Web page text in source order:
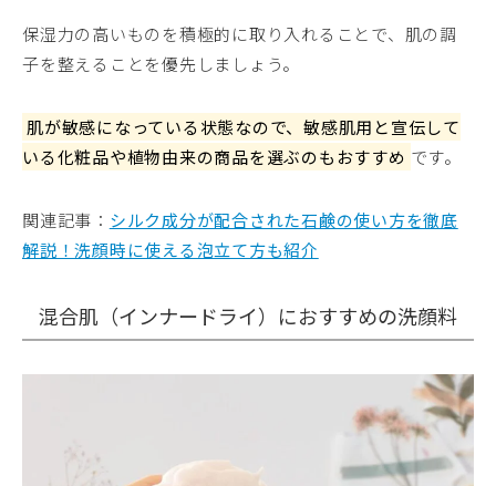
保湿力の高いものを積極的に取り入れることで、肌の調
子を整えることを優先しましょう。
肌が敏感になっている状態なので、敏感肌用と宣伝して
いる化粧品や植物由来の商品を選ぶのもおすすめ です。
関連記事： シルク成分が配合された石鹸の使い方を徹底
解説！洗顔時に使える泡立て方も紹介
混合肌（インナードライ）におすすめの洗顔料